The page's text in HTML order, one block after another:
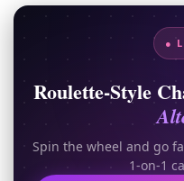
●
Roulette-Style
Spin the wheel and go
1-on-1